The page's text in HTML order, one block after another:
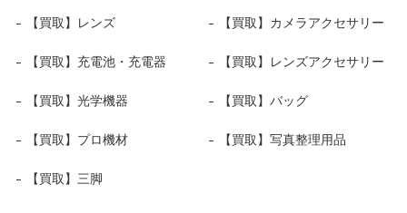
【買取】レンズ 【買取】カメラアクセサリー
【買取】充電池・充電器 【買取】レンズアクセサリー
【買取】光学機器 【買取】バッグ
【買取】プロ機材 【買取】写真整理用品
【買取】三脚